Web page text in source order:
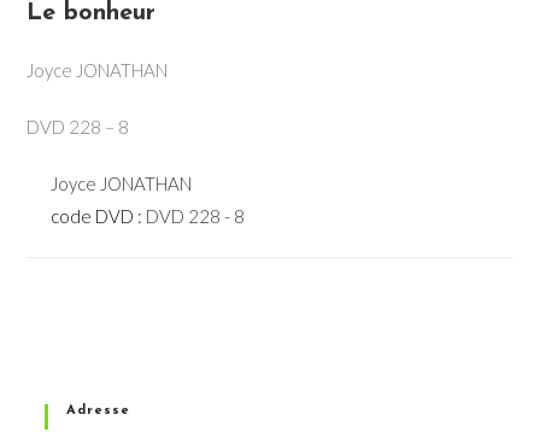
Le bonheur
Joyce JONATHAN
DVD 228 – 8
Joyce JONATHAN
code DVD : DVD 228 - 8
Adresse